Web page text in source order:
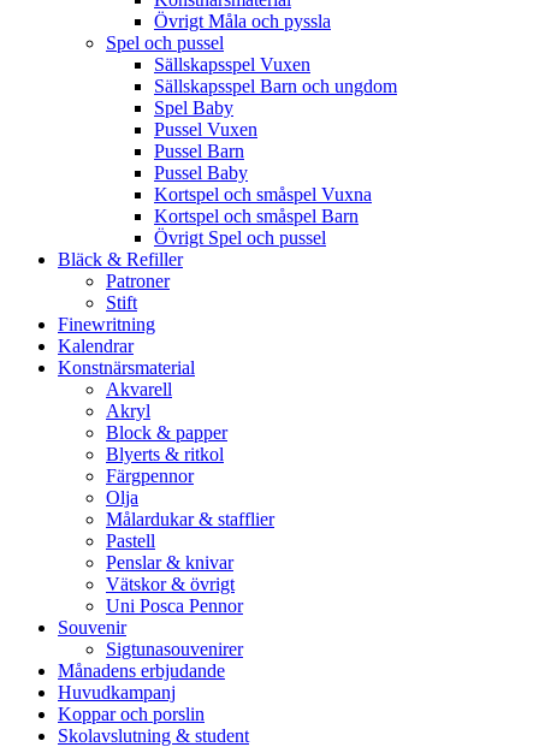
Övrigt Måla och pyssla
Spel och pussel
Sällskapsspel Vuxen
Sällskapsspel Barn och ungdom
Spel Baby
Pussel Vuxen
Pussel Barn
Pussel Baby
Kortspel och småspel Vuxna
Kortspel och småspel Barn
Övrigt Spel och pussel
Bläck & Refiller
Patroner
Stift
Finewritning
Kalendrar
Konstnärsmaterial
Akvarell
Akryl
Block & papper
Blyerts & ritkol
Färgpennor
Olja
Målardukar & stafflier
Pastell
Penslar & knivar
Vätskor & övrigt
Uni Posca Pennor
Souvenir
Sigtunasouvenirer
Månadens erbjudande
Huvudkampanj
Koppar och porslin
Skolavslutning & student